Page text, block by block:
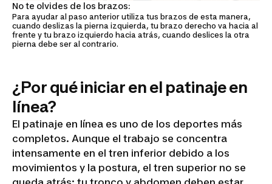
No te olvides de los brazos:
Para ayudar al paso anterior utiliza tus brazos de esta manera,
cuando deslizas la pierna izquierda, tu brazo derecho va hacia al
frente y tu brazo izquierdo hacia atrás, cuando deslices la otra
pierna debe ser al contrario.
¿Por qué iniciar en el patinaje en
línea?
El patinaje en línea es uno de los deportes más
completos. Aunque el trabajo se concentra
intensamente en el tren inferior debido a los
movimientos y la postura, el tren superior no se